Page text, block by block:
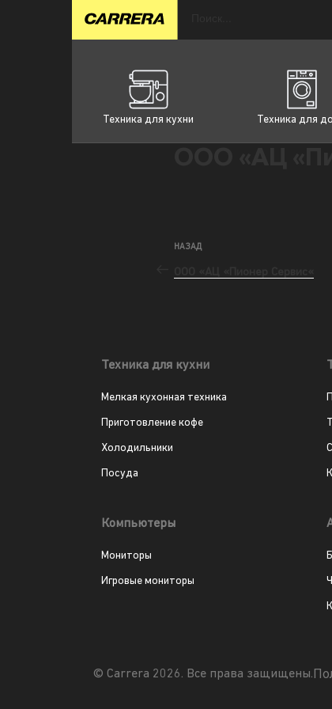
Техника для кухни Техника для
НАЗАД
Техника для кухни
Мелкая кухонная техника
Приготовление кофе
Холодильники
Посуда
Компьютеры
Мониторы
Игровые мониторы
© Carrera 2026. Все права защищены.